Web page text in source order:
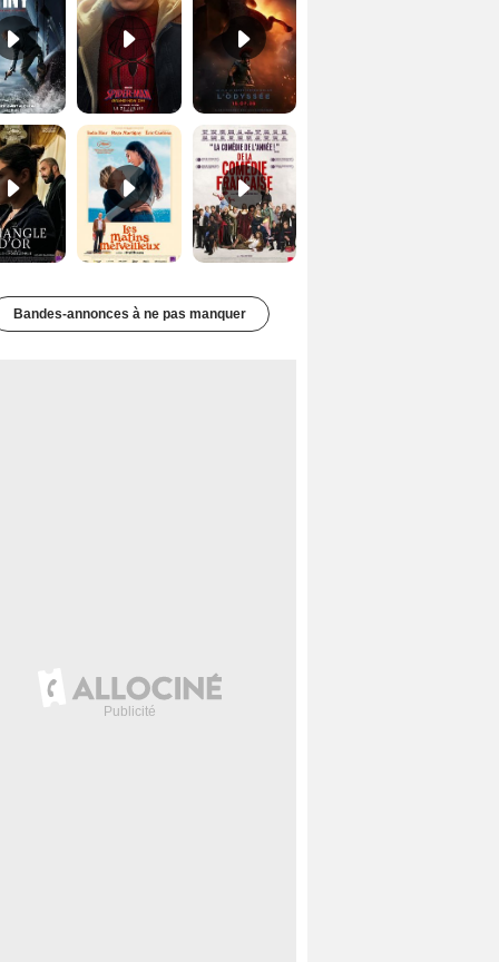
Le Triangle d'or Bande-annonce VF De la Comédie-Française Teaser VF
Bandes-annonces à ne pas manquer